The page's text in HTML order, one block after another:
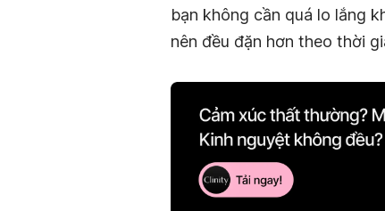
bạn không cần quá lo lắng
nên đều đặn hơn theo thời